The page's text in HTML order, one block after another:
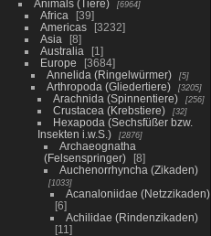
Animals (Tiere) 6964
Africa
39
Americas
3232
Asia
8
Australia
1
Europe
3684
Annelida (Ringelwürmer)
5
Arthropoda (Gliedertiere) 3205
Arachnida (Spinnentiere) 256
Crustacea (Krebstiere) 32
Hexapoda (Sechsfüßer bzw.
Insekten i.w.S.)
2876
Archaeognatha
(Felsenspringer)
8
Auchenorrhyncha (Zikaden)
1033
Acanaloniidae (Netzzikaden)
6
Achilidae (Rindenzikaden)
11